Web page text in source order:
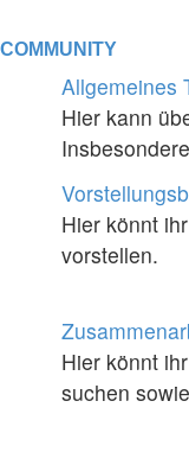
COMMUNITY
Allgemeines
Hier kann
Hier könnt
vorstellen.
Hier könnt
suchen